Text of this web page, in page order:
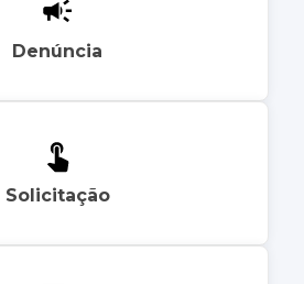
Denúncia
Solicitação